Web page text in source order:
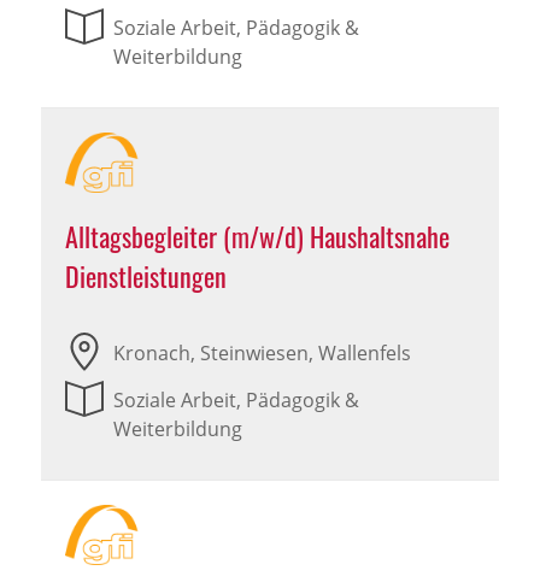
Soziale Arbeit, Pädagogik &
Weiterbildung
Alltagsbegleiter (m/w/d) Haushaltsnahe
Dienstleistungen
Kronach, Steinwiesen, Wallenfels
Soziale Arbeit, Pädagogik &
Weiterbildung